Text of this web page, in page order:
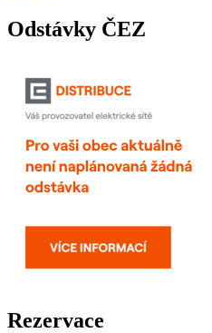
Odstávky ČEZ
Rezervace